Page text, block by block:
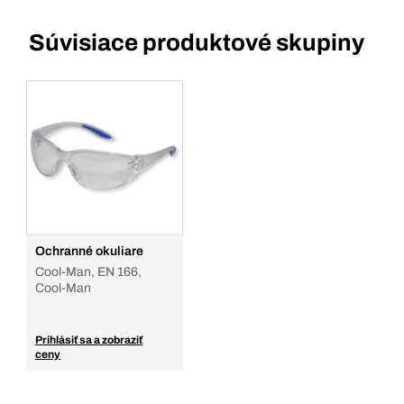
Súvisiace produktové skupiny
Ochranné okuliare
Cool-Man, EN 166,
Cool-Man
Prihlásiť sa a zobraziť
ceny